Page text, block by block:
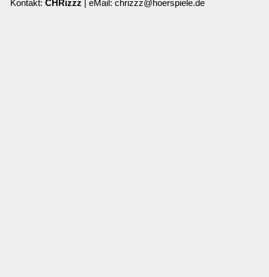
Kontakt: CHRizzz | eMail: chrizzz@hoerspiele.de